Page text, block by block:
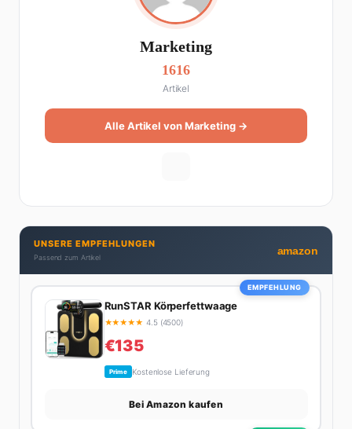
Marketing
1616
Artikel
Alle Artikel von Marketing →
UNSERE EMPFEHLUNGEN
Passend zum Artikel
amazon
EMPFEHLUNG
RunSTAR Körperfettwaage
★★★★★ 4.5 (4500)
€135
Prime Kostenlose Lieferung
Bei Amazon kaufen